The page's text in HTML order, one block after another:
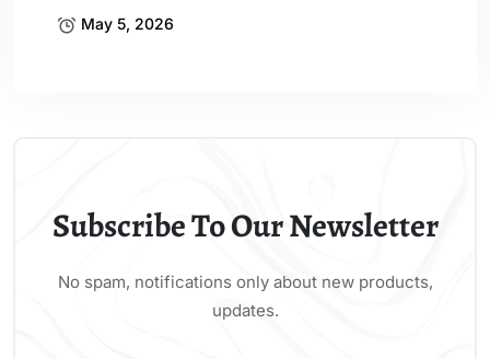
May 5, 2026
Subscribe To Our Newsletter
No spam, notifications only about new products,
updates.